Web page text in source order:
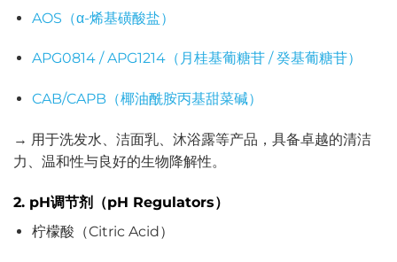
AOS（α-烯基磺酸盐）
APG0814 / APG1214（月桂基葡糖苷 / 癸基葡糖苷）
CAB/CAPB（椰油酰胺丙基甜菜碱）
→ 用于洗发水、洁面乳、沐浴露等产品，具备卓越的清洁
力、温和性与良好的生物降解性。
2. pH调节剂（pH Regulators）
柠檬酸（Citric Acid）